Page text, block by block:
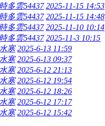
多雲54437 2025-11-15 14:53
多雲54437 2025-11-15 14:48
多雲54437 2025-11-10 10:14
多雲54437 2025-11-3 10:15
寒 2025-6-13 11:59
寒 2025-6-13 09:37
寒 2025-6-12 21:13
寒 2025-6-12 19:54
寒 2025-6-12 18:26
寒 2025-6-12 17:17
寒 2025-6-12 15:42